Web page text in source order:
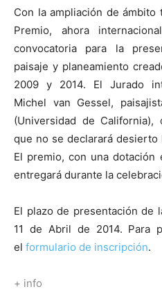
Con la ampliación de
Premio, ahora
convocatoria para la
paisaje y planeamiento
2009 y 2014. El Jurado
Michel van Gessel,
(Universidad de
que no se declarará desierto
El premio, con una dotación
entregará durante la
El plazo de presentación de
11 de Abril de 2014. Para
el formulario de inscripción.
+ info